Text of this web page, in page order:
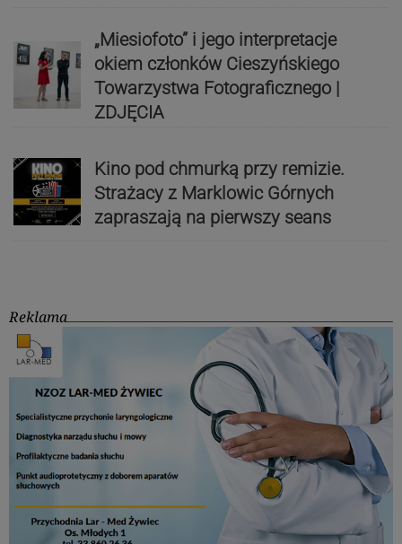
„Miesiofoto” i jego interpretacje
okiem członków Cieszyńskiego
Towarzystwa Fotograficznego |
ZDJĘCIA
Kino pod chmurką przy remizie.
Strażacy z Marklowic Górnych
zapraszają na pierwszy seans
Reklama